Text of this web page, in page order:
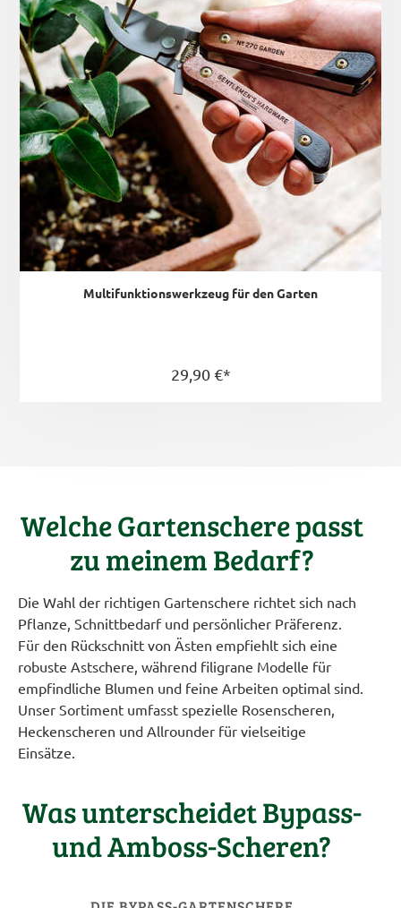
Multifunktionswerkzeug für den Garten
29,90 €*
Welche Gartenschere passt
zu meinem Bedarf?
Die Wahl der richtigen Gartenschere richtet sich nach
Pflanze, Schnittbedarf und persönlicher Präferenz.
Für den Rückschnitt von Ästen empfiehlt sich eine
robuste Astschere, während filigrane Modelle für
empfindliche Blumen und feine Arbeiten optimal sind.
Unser Sortiment umfasst spezielle Rosenscheren,
Heckenscheren und Allrounder für vielseitige
Einsätze.
Was unterscheidet Bypass-
und Amboss-Scheren?